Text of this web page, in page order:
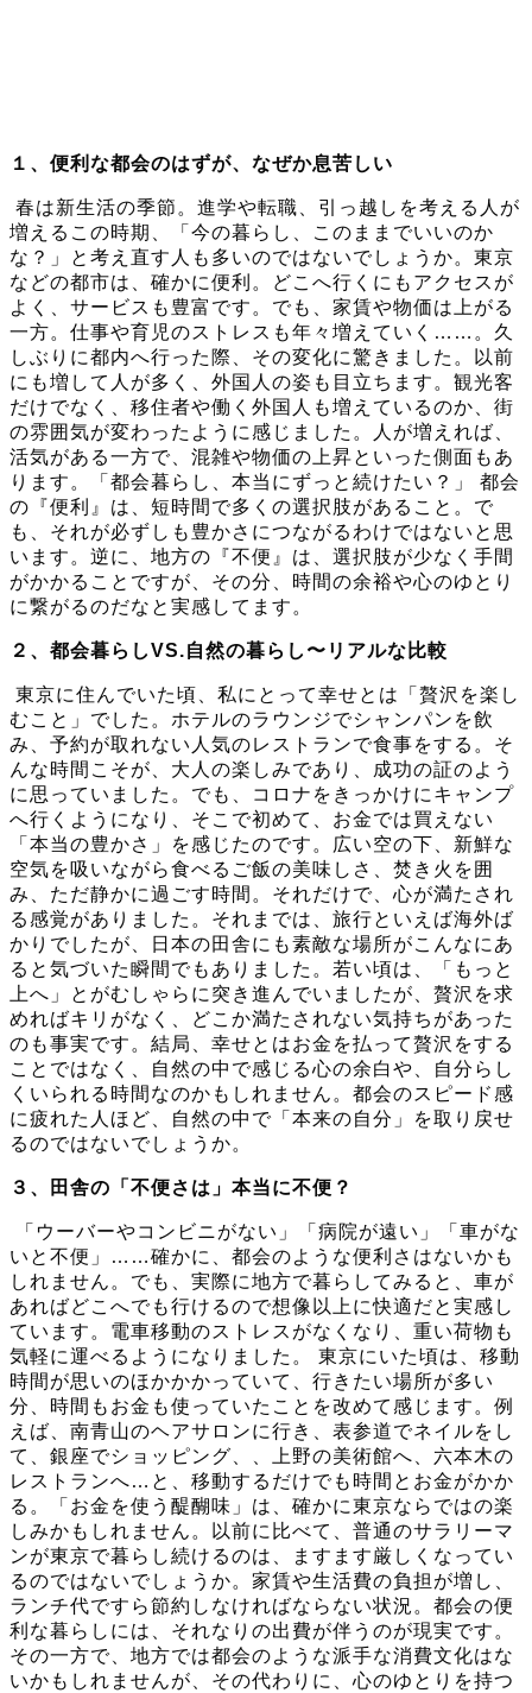
１、便利な都会のはずが、なぜか息苦しい
春は新生活の季節。進学や転職、引っ越しを考える人が
増えるこの時期、「今の暮らし、このままでいいのか
な？」と考え直す人も多いのではないでしょうか。東京
などの都市は、確かに便利。どこへ行くにもアクセスが
よく、サービスも豊富です。でも、家賃や物価は上がる
一方。仕事や育児のストレスも年々増えていく……。久
しぶりに都内へ行った際、その変化に驚きました。以前
にも増して人が多く、外国人の姿も目立ちます。観光客
だけでなく、移住者や働く外国人も増えているのか、街
の雰囲気が変わったように感じました。人が増えれば、
活気がある一方で、混雑や物価の上昇といった側面もあ
ります。「都会暮らし、本当にずっと続けたい？」 都会
の『便利』は、短時間で多くの選択肢があること。で
も、それが必ずしも豊かさにつながるわけではないと思
います。逆に、地方の『不便』は、選択肢が少なく手間
がかかることですが、その分、時間の余裕や心のゆとり
に繋がるのだなと実感してます。
２、都会暮らしVS.自然の暮らし〜リアルな比較
東京に住んでいた頃、私にとって幸せとは「贅沢を楽し
むこと」でした。ホテルのラウンジでシャンパンを飲
み、予約が取れない人気のレストランで食事をする。そ
んな時間こそが、大人の楽しみであり、成功の証のよう
に思っていました。でも、コロナをきっかけにキャンプ
へ行くようになり、そこで初めて、お金では買えない
「本当の豊かさ」を感じたのです。広い空の下、新鮮な
空気を吸いながら食べるご飯の美味しさ、焚き火を囲
み、ただ静かに過ごす時間。それだけで、心が満たされ
る感覚がありました。それまでは、旅行といえば海外ば
かりでしたが、日本の田舎にも素敵な場所がこんなにあ
ると気づいた瞬間でもありました。若い頃は、「もっと
上へ」とがむしゃらに突き進んでいましたが、贅沢を求
めればキリがなく、どこか満たされない気持ちがあった
のも事実です。結局、幸せとはお金を払って贅沢をする
ことではなく、自然の中で感じる心の余白や、自分らし
くいられる時間なのかもしれません。都会のスピード感
に疲れた人ほど、自然の中で「本来の自分」を取り戻せ
るのではないでしょうか。
３、田舎の「不便さは」本当に不便？
「ウーバーやコンビニがない」「病院が遠い」「車がな
いと不便」……確かに、都会のような便利さはないかも
しれません。でも、実際に地方で暮らしてみると、車が
あればどこへでも行けるので想像以上に快適だと実感し
ています。電車移動のストレスがなくなり、重い荷物も
気軽に運べるようになりました。 東京にいた頃は、移動
時間が思いのほかかかっていて、行きたい場所が多い
分、時間もお金も使っていたことを改めて感じます。例
えば、南青山のヘアサロンに行き、表参道でネイルをし
て、銀座でショッピング、、上野の美術館へ、六本木の
レストランへ…と、移動するだけでも時間とお金がかか
る。「お金を使う醍醐味」は、確かに東京ならではの楽
しみかもしれません。以前に比べて、普通のサラリーマ
ンが東京で暮らし続けるのは、ますます厳しくなってい
るのではないでしょうか。家賃や生活費の負担が増し、
ランチ代ですら節約しなければならない状況。都会の便
利な暮らしには、それなりの出費が伴うのが現実です。
その一方で、地方では都会のような派手な消費文化はな
いかもしれませんが、その代わりに、心のゆとりを持つ